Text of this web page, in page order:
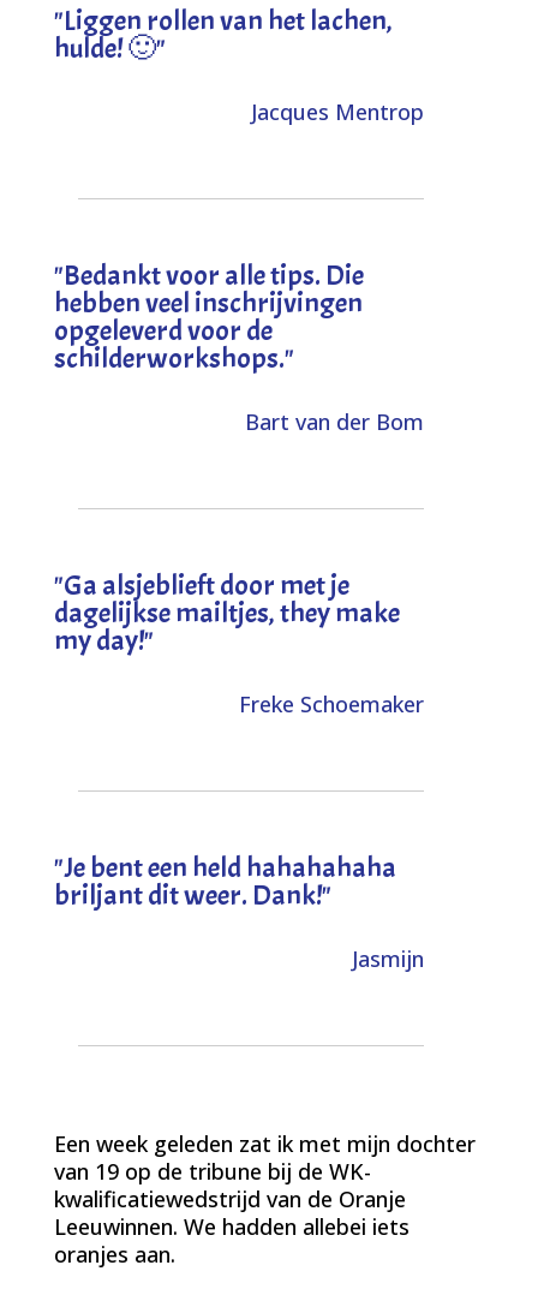
"Liggen rollen van het lachen,
hulde! 🙂"
Jacques Mentrop
"Bedankt voor alle tips. Die
hebben veel inschrijvingen
opgeleverd voor de
schilderworkshops."
Bart van der Bom
"Ga alsjeblieft door met je
dagelijkse mailtjes, they make
my day!"
Freke Schoemaker
"Je bent een held hahahahaha
briljant dit weer. Dank!"
Jasmijn
Een week geleden zat ik met mijn dochter
van 19 op de tribune bij de WK-
kwalificatiewedstrijd van de Oranje
Leeuwinnen. We hadden allebei iets
oranjes aan.